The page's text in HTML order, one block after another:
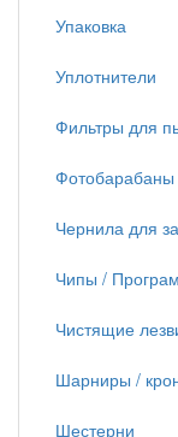
Упаковка
Уплотнители
Фильтры для
Чернила для
Чипы /
Чистящие
Шарниры /
Шестерни